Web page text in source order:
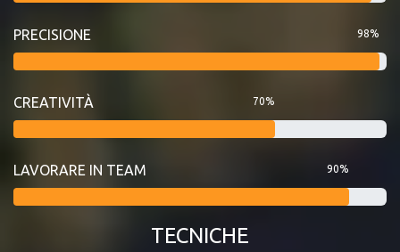
PRECISIONE 98%
CREATIVITÀ 70%
LAVORARE IN TEAM 90%
TECNICHE